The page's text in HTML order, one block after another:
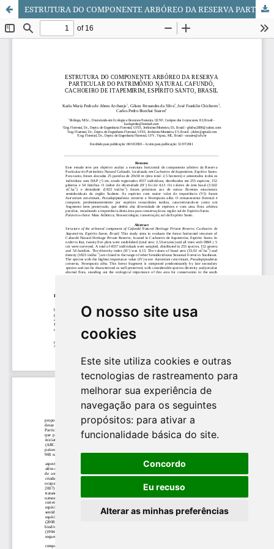
O nosso site usa
cookies
Este site utiliza cookies e outras
tecnologias de rastreamento para
melhorar sua experiência de
navegação para os seguintes
propósitos: para ativar a
funcionalidade básica do site.
Concordo
Eu recuso
Alterar as minhas preferências
ESTRUTURA DO COMPONENTE ARBÓREO DA RESERVA PARTICULAR DO PATRIMÔNIO NATURAL CAFUNDÓ, CACHOEIRO DE ITAPEMIRIM, ESPÍRITO SANTO, BRASIL